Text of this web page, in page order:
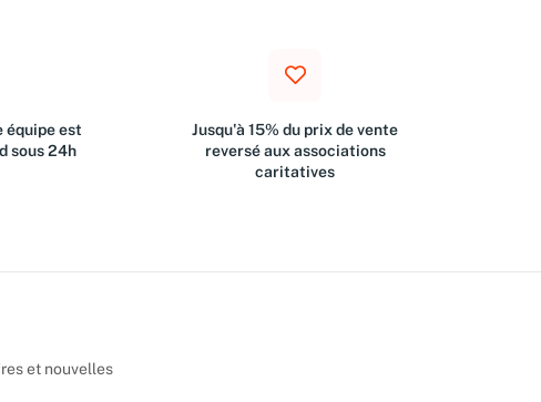
équipe est
sous 24h
Jusqu'à 15% du prix de vente
reversé aux associations
caritatives
et nouvelles